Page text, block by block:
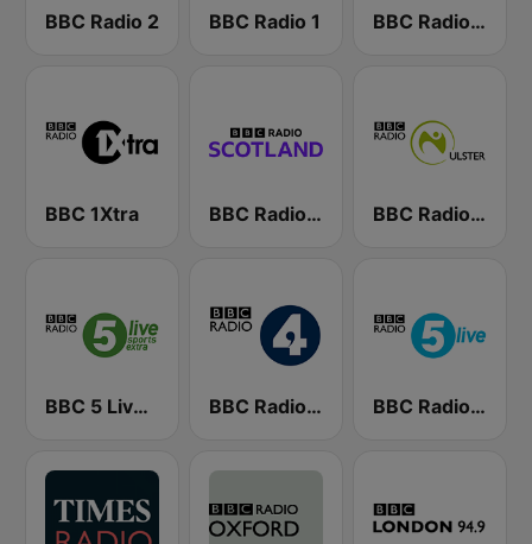
BBC Radio 2 BBC Radio 1 BBC Radio 4 Extra
BBC 1Xtra BBC Radio Scotland BBC Radio Ulster
BBC 5 Live Sports Extra (UK Only) BBC Radio 4 BBC Radio 5 live